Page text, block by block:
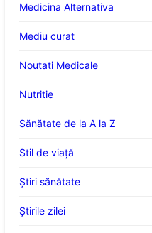
Medicina Alternativa
Mediu curat
Noutati Medicale
Nutritie
Sănătate de la A la Z
Stil de viaţă
Ştiri sănătate
Știrile zilei